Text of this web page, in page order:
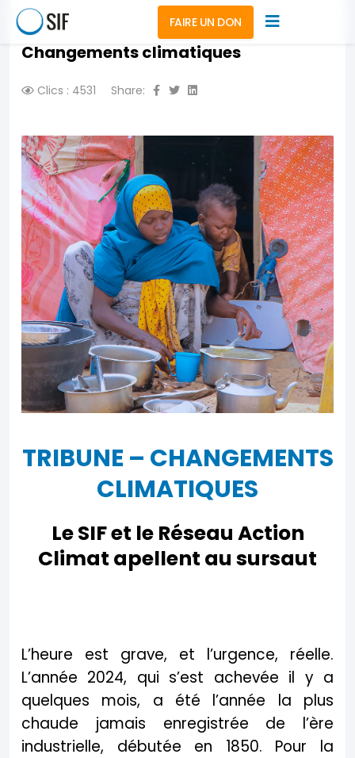
FAIRE UN DON
Changements climatiques
Clics : 4531 Share:
TRIBUNE – CHANGEMENTS
CLIMATIQUES
Le SIF et le Réseau Action
Climat apellent au sursaut
L’heure est grave, et l’urgence, réelle.
L’année 2024, qui s’est achevée il y a
quelques mois, a été l’année la plus
chaude jamais enregistrée de l’ère
industrielle, débutée en 1850. Pour la